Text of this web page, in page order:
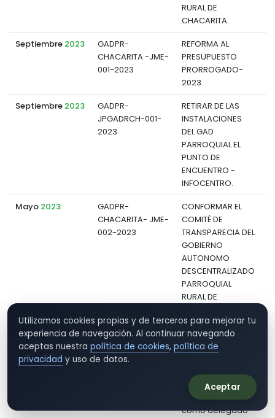
RURAL DE
CHACARITA.
Septiembre 2023
GADPR-
CHACARITA -JME-
001-2023
REFORMA AL
PRESUPUESTO
PRORROGADO-
2023
Septiembre 2023
GADPR-
JPGADRCH-001-
2023
RETIRAR DE LAS
INSTALACIONES
DEL GAD
PARROQUIAL EL
PUNTO DE
ENCUENTRO -
INFOCENTRO.
Mayo 2023
GADPR-
CHACARITA- JME-
002-2023
CONFORMAR EL
COMITÉ DE
TRANSPARECIA DEL
GOBIERNO
AUTONOMO
DESCENTRALIZADO
PARROQUIAL
RURAL DE
Mayo2023
GADPR-
CHACARITA- JME-
003-2023
Nombrase al
Señor David
secretario del
GAD Parroquial
de Chacarita,
como delegado
Utilizamos cookies propias y de terceros para mejorar tu
experiencia de navegación. Al continuar navegando
aceptas nuestra política de cookies, política de
privacidad y uso de datos.
Aceptar